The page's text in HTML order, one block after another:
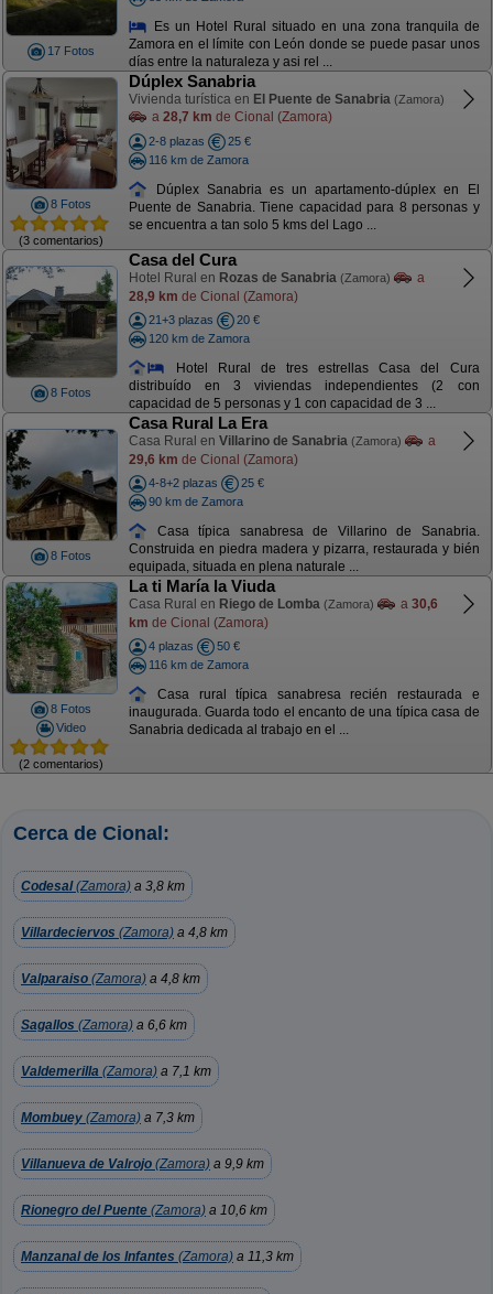
17 Fotos
Es un Hotel Rural situado en una zona tranquila de
Zamora en el límite con León donde se puede pasar unos
días entre la naturaleza y asi rel ...
8 Fotos
(3 comentarios)
Dúplex Sanabria
Vivienda turística en El Puente de Sanabria (Zamora)
a 28,7 km de Cional (Zamora)
2-8 plazas
25 €
116 km de Zamora
Dúplex Sanabria es un apartamento-dúplex en El
Puente de Sanabria. Tiene capacidad para 8 personas y
se encuentra a tan solo 5 kms del Lago ...
8 Fotos
Casa del Cura
Hotel Rural en Rozas de Sanabria (Zamora)
a
28,9 km de Cional (Zamora)
21+3 plazas
20 €
120 km de Zamora
Hotel Rural de tres estrellas Casa del Cura
distribuído en 3 viviendas independientes (2 con
capacidad de 5 personas y 1 con capacidad de 3 ...
8 Fotos
Casa Rural La Era
Casa Rural en Villarino de Sanabria (Zamora)
a
29,6 km de Cional (Zamora)
4-8+2 plazas
25 €
90 km de Zamora
Casa típica sanabresa de Villarino de Sanabria.
Construida en piedra madera y pizarra, restaurada y bién
equipada, situada en plena naturale ...
8 Fotos
Video
(2 comentarios)
La ti María la Viuda
Casa Rural en Riego de Lomba (Zamora) a 30,6
km de Cional (Zamora)
4 plazas
50 €
116 km de Zamora
Casa rural típica sanabresa recién restaurada e
inaugurada. Guarda todo el encanto de una típica casa de
Sanabria dedicada al trabajo en el ...
Cerca de Cional:
Codesal(Zamora) a 3,8 km
Villardeciervos (Zamora) a 4,8 km
Valparaiso (Zamora) a 4,8 km
Sagallos (Zamora) a 6,6 km
Valdemerilla (Zamora) a 7,1 km
Mombuey (Zamora) a 7,3 km
Villanueva de Valrojo (Zamora) a 9,9 km
Rionegro del Puente (Zamora) a 10,6 km
Manzanal de los Infantes (Zamora) a 11,3 km